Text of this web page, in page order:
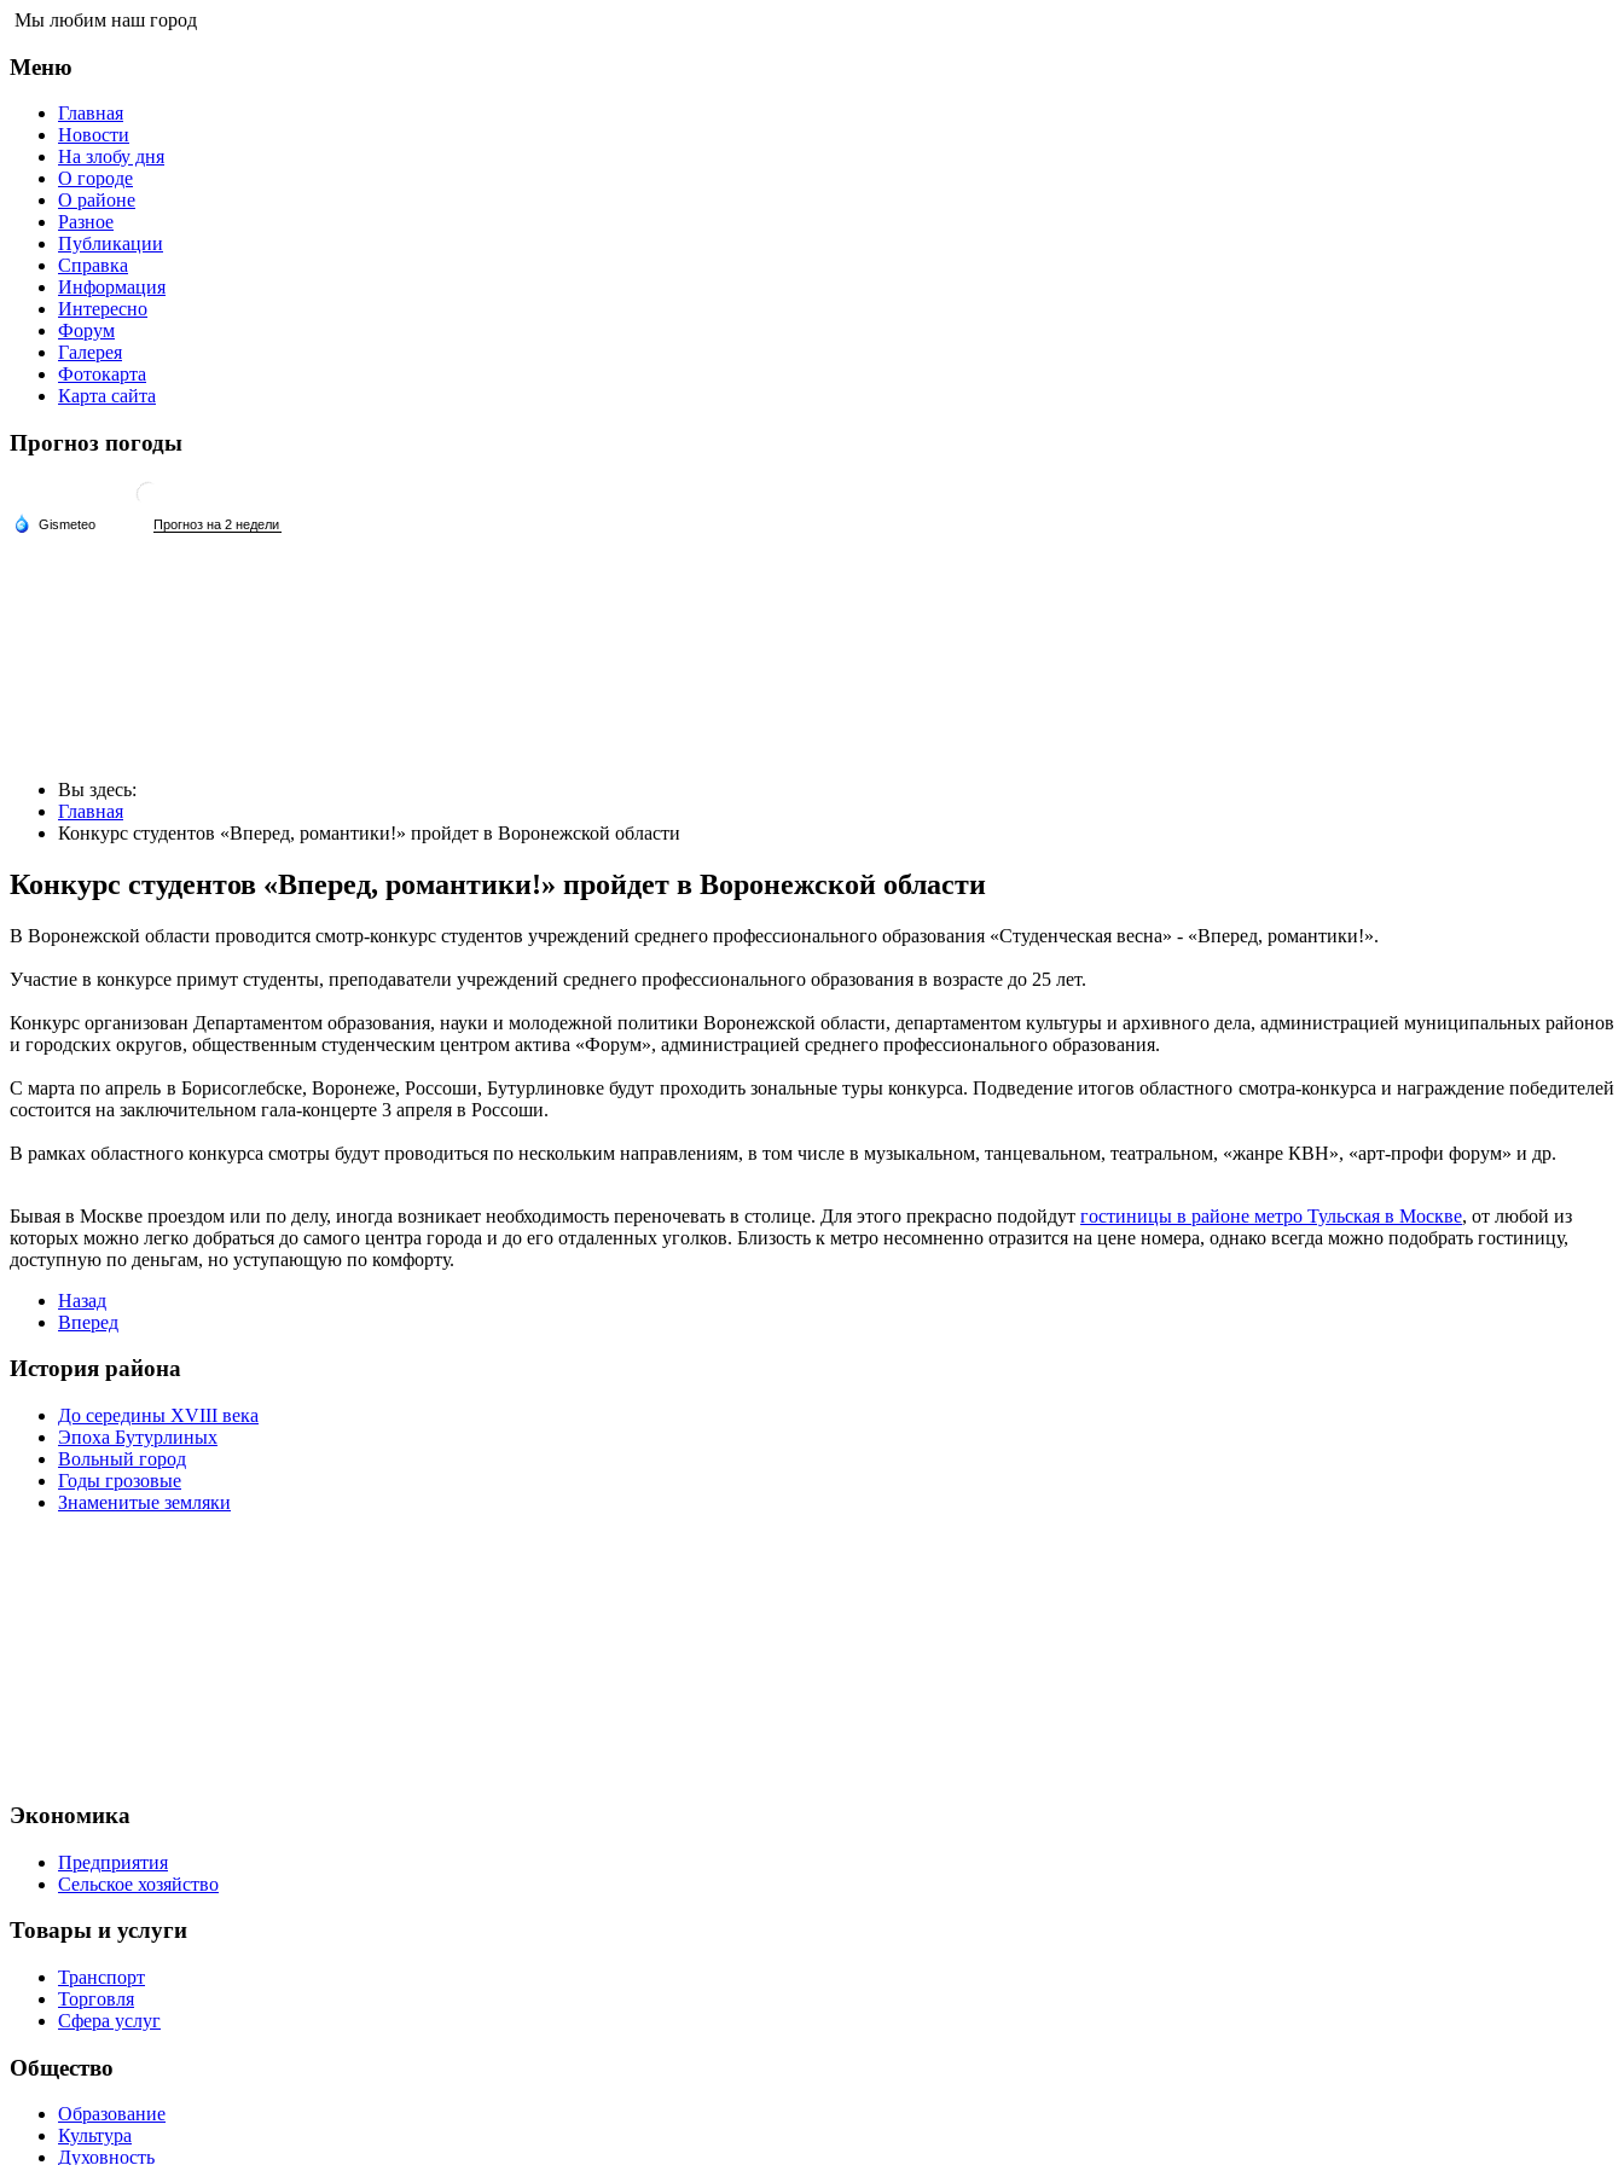
Мы любим наш город
Меню
Главная
Новости
На злобу дня
О городе
О районе
Разное
Публикации
Справка
Информация
Интересно
Форум
Галерея
Фотокарта
Карта сайта
Прогноз погоды
Вы здесь:
Главная
Конкурс студентов «Вперед, романтики!» пройдет в Воронежской области
Конкурс студентов «Вперед, романтики!» пройдет в Воронежской области
В Воронежской области проводится смотр-конкурс студентов учреждений среднего профессионального образования «Студенческая весна» - «Вперед, романтики!».
Участие в конкурсе примут студенты, преподаватели учреждений среднего профессионального образования в возрасте до 25 лет.
Конкурс организован Департаментом образования, науки и молодежной политики Воронежской области, департаментом культуры и архивного дела, администрацией муниципальных районов
и городских округов, общественным студенческим центром актива «Форум», администрацией среднего профессионального образования.
С марта по апрель в Борисоглебске, Воронеже, Россоши, Бутурлиновке будут проходить зональные туры конкурса. Подведение итогов областного смотра-конкурса и награждение победителей
состоится на заключительном гала-концерте 3 апреля в Россоши.
В рамках областного конкурса смотры будут проводиться по нескольким направлениям, в том числе в музыкальном, танцевальном, театральном, «жанре КВН», «арт-профи форум» и др.
Бывая в Москве проездом или по делу, иногда возникает необходимость переночевать в столице. Для этого прекрасно подойдут гостиницы в районе метро Тульская в Москве, от любой из
которых можно легко добраться до самого центра города и до его отдаленных уголков. Близость к метро несомненно отразится на цене номера, однако всегда можно подобрать гостиницу,
доступную по деньгам, но уступающую по комфорту.
Назад
Вперед
История района
До середины XVIII века
Эпоха Бутурлиных
Вольный город
Годы грозовые
Знаменитые земляки
Экономика
Предприятия
Сельское хозяйство
Товары и услуги
Транспорт
Торговля
Сфера услуг
Общество
Образование
Культура
Духовность